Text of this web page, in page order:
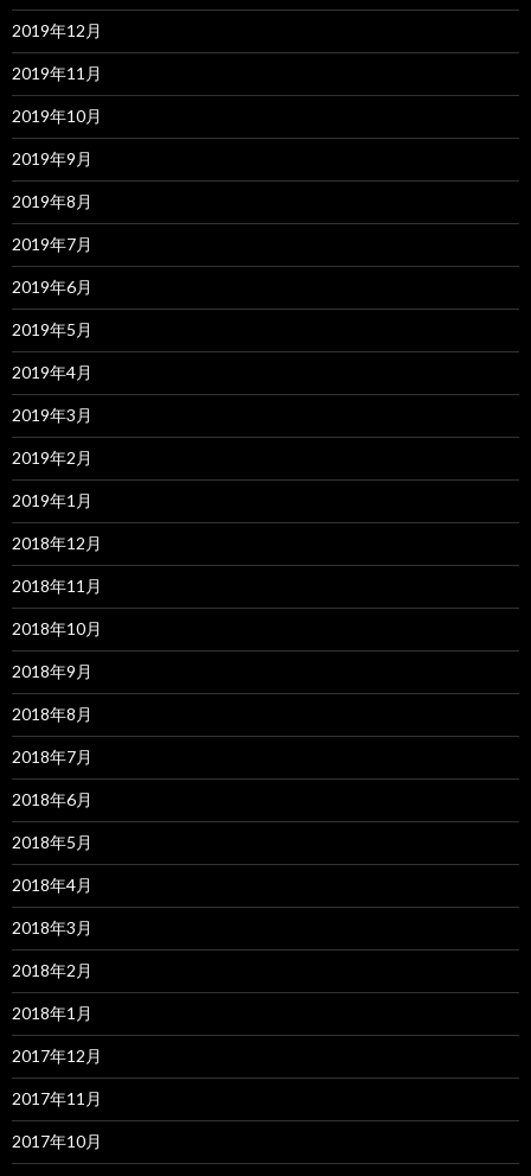
2019年12月
2019年11月
2019年10月
2019年9月
2019年8月
2019年7月
2019年6月
2019年5月
2019年4月
2019年3月
2019年2月
2019年1月
2018年12月
2018年11月
2018年10月
2018年9月
2018年8月
2018年7月
2018年6月
2018年5月
2018年4月
2018年3月
2018年2月
2018年1月
2017年12月
2017年11月
2017年10月